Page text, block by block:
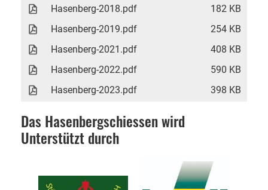
Hasenberg-2018.pdf
182 KB
Hasenberg-2019.pdf
254 KB
Hasenberg-2021.pdf
408 KB
Hasenberg-2022.pdf
590 KB
Hasenberg-2023.pdf
398 KB
Das Hasenbergschiessen wird
Unterstützt durch